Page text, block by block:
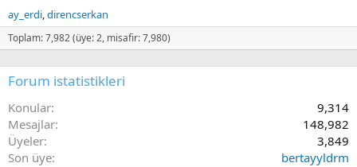
ay_erdi direncserkan
Toplam: 7,982 (üye: 2, misafir: 7,980)
Forum istatistikleri
Konular
9,314
Mesajlar
148,982
Üyeler
3,849
Son üye
bertayyldrm